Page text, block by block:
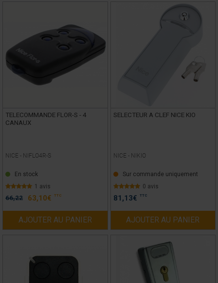
TELECOMMANDE FLOR-S - 4
CANAUX
NICE - NIFLO4R-S
En stock
1 avis
66,22 63,10€ TTC
AJOUTER AU PANIER
SELECTEUR A CLEF NICE KIO
NICE - NIKIO
Sur commande uniquement
0 avis
81,13€ TTC
AJOUTER AU PANIER